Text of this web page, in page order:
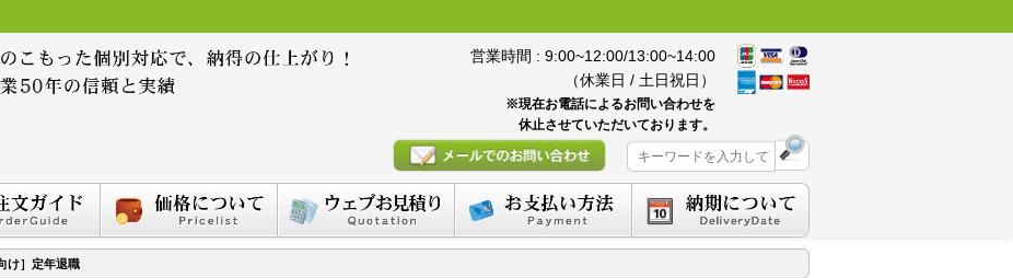
営業時間 : 9:00~12:00/13:00~14:00
（休業日 / 土日祝日）
※現在お電話によるお問い合わせを
休止させていただいております。
け］定年退職